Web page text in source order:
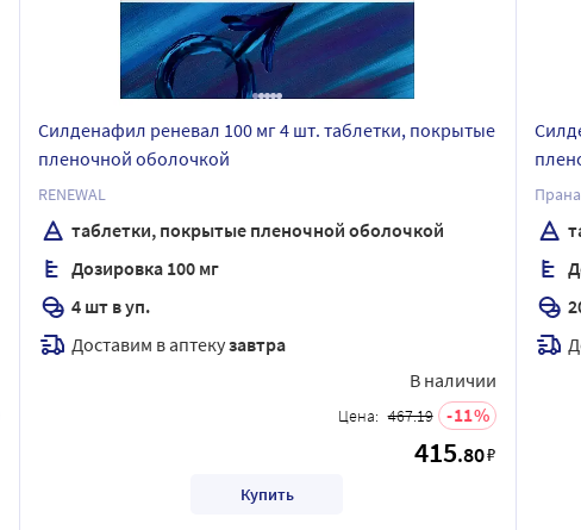
Силденафил реневал 100 мг 4 шт. таблетки, покрытые
пленочной оболочкой
RENEWAL
таблетки, покрытые пленочной оболочкой
Дозировка 100 мг
4 шт в уп.
Доставим в аптекузавтра
В наличии
Цена: 467.19 11
415.80₽
Купить